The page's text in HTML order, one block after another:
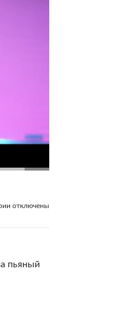
отключены
пьяный